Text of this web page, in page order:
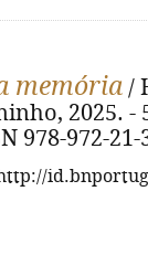
memória /
2025. -
978-972-21-